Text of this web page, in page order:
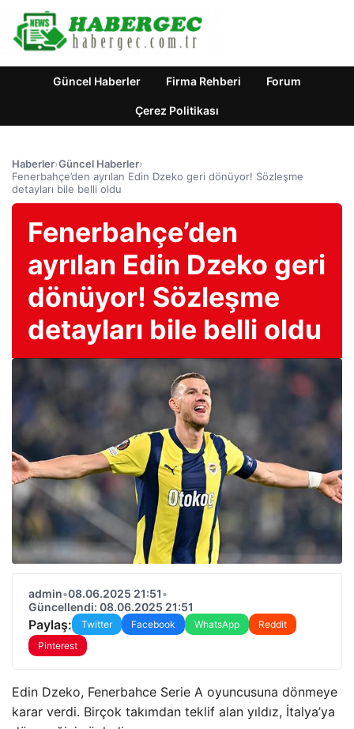
Güncel Haberler Firma Rehberi Forum
Çerez Politikası
Haberler›Güncel Haberler›
Fenerbahçe’den ayrılan Edin Dzeko geri dönüyor! Sözleşme
detayları bile belli oldu
Fenerbahçe’den
ayrılan Edin Dzeko geri
dönüyor! Sözleşme
detayları bile belli oldu
admin•08.06.2025 21:51•
Güncellendi: 08.06.2025 21:51
Paylaş: Twitter Facebook WhatsApp
Reddit
Pinterest
Edin Dzeko, Fenerbahce Serie A oyuncusuna dönmeye
karar verdi. Birçok takımdan teklif alan yıldız, İtalya’ya